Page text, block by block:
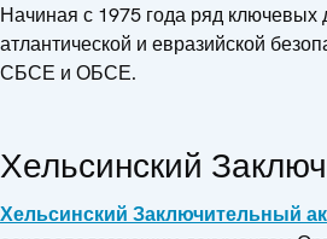
Начиная с 1975 года ряд ключевых
атлантической и евразийской
СБСЕ и ОБСЕ.
Хельсинский
Хельсинский Заключительный